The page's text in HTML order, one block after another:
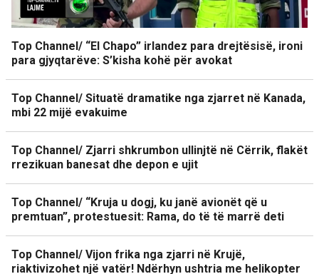
Top Channel/ “El Chapo” irlandez para drejtësisë, ironi
para gjyqtarëve: S’kisha kohë për avokat
Top Channel/ Situatë dramatike nga zjarret në Kanada,
mbi 22 mijë evakuime
Top Channel/ Zjarri shkrumbon ullinjtë në Cërrik, flakët
rrezikuan banesat dhe depon e ujit
Top Channel/ “Kruja u dogj, ku janë avionët që u
premtuan”, protestuesit: Rama, do të të marrë deti
Top Channel/ Vijon frika nga zjarri në Krujë,
riaktivizohet një vatër! Ndërhyn ushtria me helikopter